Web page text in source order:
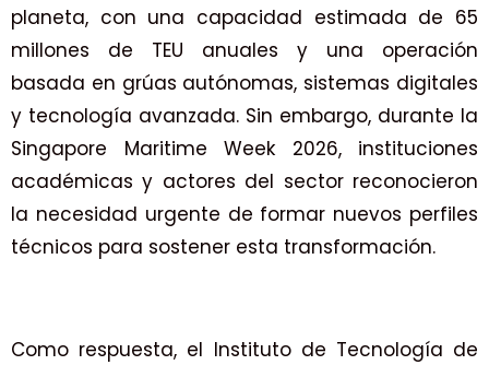
planeta, con una capacidad estimada de 65
millones de TEU anuales y una operación
basada en grúas autónomas, sistemas digitales
y tecnología avanzada. Sin embargo, durante la
Singapore Maritime Week 2026, instituciones
académicas y actores del sector reconocieron
la necesidad urgente de formar nuevos perfiles
técnicos para sostener esta transformación.
Como respuesta, el Instituto de Tecnología de